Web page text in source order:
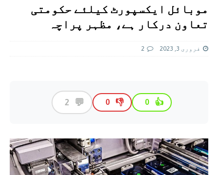
موبائل ایکسپورٹ کیلئے حکومتی
تعاون درکار ہے، مظہر پراچہ
فروری 3, 2023 2
👍
0
👎
0
💬
2